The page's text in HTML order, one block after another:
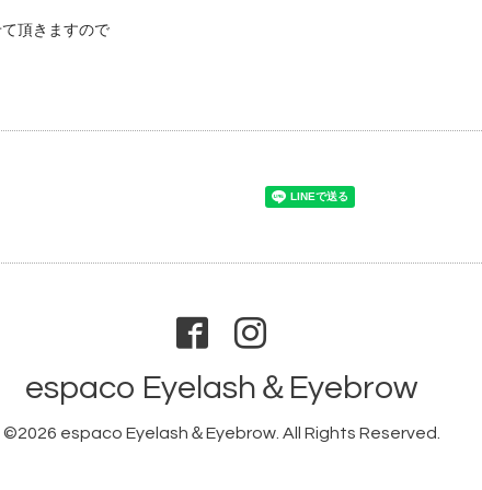
頂きますので
espaco Eyelash＆Eyebrow
©2026 espaco Eyelash＆Eyebrow. All Rights Reserved.